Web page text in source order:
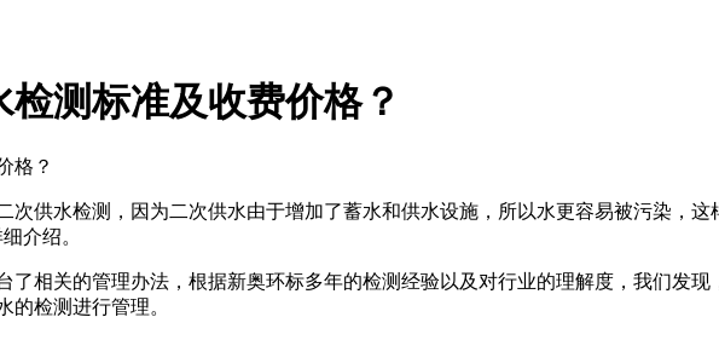
测标准及收费价格？
格？
水检测，因为二次供水由于增加了蓄水和供水设施，所以水更容易被污染，这
介绍。
关的管理办法，根据新奥环标多年的检测经验以及对行业的理解度，我们发现
的检测进行管理。